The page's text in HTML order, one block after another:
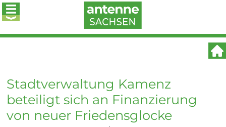
Stadtverwaltung Kamenz
beteiligt sich an Finanzierung
von neuer Friedensglocke